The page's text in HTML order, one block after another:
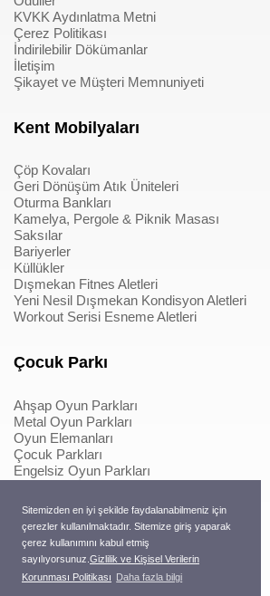
Sitemizden en iyi şekilde faydalanabilmeniz için
çerezler kullanılmaktadır. Sitemize giriş yaparak
çerez kullanımını kabul etmiş
sayılıyorsunuz. Gizlilik ve Kişisel Verilerin
Korunması Politikası Daha fazla bilgi
KVKK Aydınlatma Metni
Çerez Politikası
İndirilebilir Dökümanlar
İletişim
Şikayet ve Müşteri Memnuniyeti
Kent Mobilyaları
Çöp Kovaları
Geri Dönüşüm Atık Üniteleri
Oturma Bankları
Kamelya, Pergole & Piknik Masası
Saksılar
Bariyerler
Küllükler
Dışmekan Fitnes Aletleri
Yeni Nesil Dışmekan Kondisyon Aletleri
Workout Serisi Esneme Aletleri
Çocuk Parkı
Ahşap Oyun Parkları
Metal Oyun Parkları
Oyun Elemanları
Çocuk Parkları
Engelsiz Oyun Parkları
Oyun Elemanları
Metal Konstrüksiyonlu İpli Tırmanmalar
Ahşap Konstrüksiyonlu İpli Tırmanmalar
Macera Serisi Ürünleri
Trambolinler
Pergole